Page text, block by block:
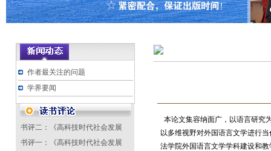
作者最关注的问题
学界要闻
书评二：《高科技时代社会发展
书评一：《高科技时代社会发展
本论文集容纳面广，以语言研究
以多维视野对外国语言文学进行
法学院外国语言文学学科建设和